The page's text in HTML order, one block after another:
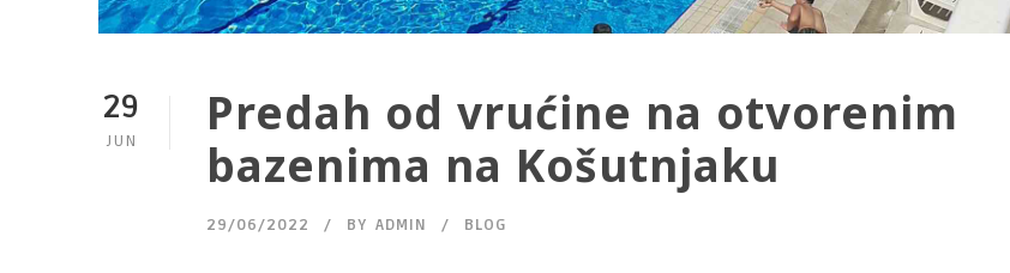
29
JUN
Predah od vrućine na otvorenim
bazenima na Košutnjaku
29/06/2022 BY ADMIN BLOG